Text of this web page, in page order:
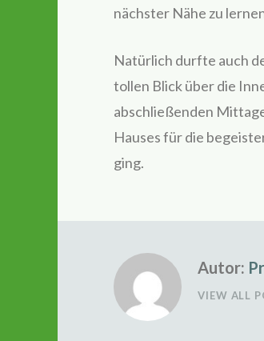
nächster Nähe zu
Natürlich durfte auch
tollen Blick über die
abschließenden
Hauses für die
ging.
Autor:
VIEW ALL